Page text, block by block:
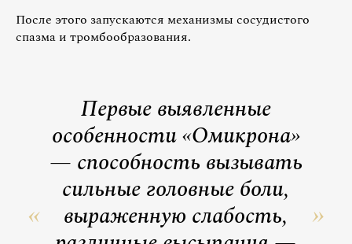
После этого запускаются механизмы сосудистого
спазма и тромбообразования.
Первые выявленные
особенности «Омикрона»
— способность вызывать
сильные головные боли,
выраженную слабость,